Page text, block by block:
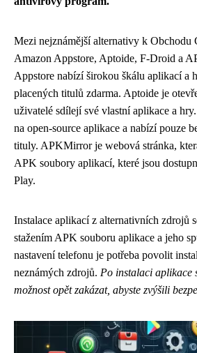
Mezi nejznámější alternativy k Obchodu
Amazon Appstore, Aptoide, F-Droid a
Appstore nabízí širokou škálu aplikací a
placených titulů zdarma. Aptoide je
uživatelé sdílejí své vlastní aplikace a
na open-source aplikace a nabízí pouze
tituly. APKMirror je webová stránka,
APK soubory aplikací, které jsou
Play.
Instalace aplikací z alternativních zdrojů
stažením APK souboru aplikace a jeho
nastavení telefonu je potřeba povolit
neznámých zdrojů. Po instalaci aplikace
možnost opět zakázat, abyste zvýšili